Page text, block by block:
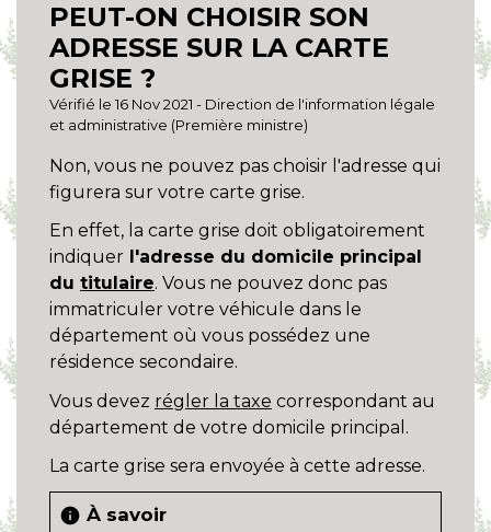
PEUT-ON CHOISIR SON
ADRESSE SUR LA CARTE
GRISE ?
Vérifié le 16 Nov 2021 - Direction de l'information légale
et administrative (Première ministre)
Non, vous ne pouvez pas choisir l'adresse qui
figurera sur votre carte grise.
En effet, la carte grise doit obligatoirement
indiquer l'adresse du domicile principal
du titulaire. Vous ne pouvez donc pas
immatriculer votre véhicule dans le
département où vous possédez une
résidence secondaire.
Vous devez régler la taxe correspondant au
département de votre domicile principal.
La carte grise sera envoyée à cette adresse.
info À savoir